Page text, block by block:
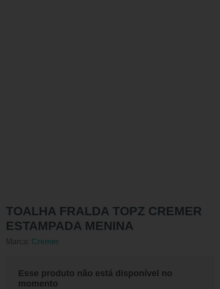
TOALHA FRALDA TOPZ CREMER
ESTAMPADA MENINA
Marca: Cremer
Esse produto não está disponível no
momento